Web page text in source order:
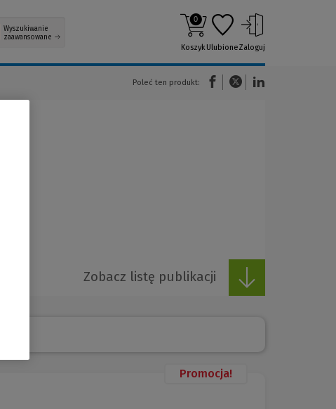
Wyszukiwanie
zaawansowane
0
KoszykUlubioneZaloguj
Poleć ten produkt:
(Nowe okno)(Link do innej strony)
Zobacz listę publikacji
Promocja!